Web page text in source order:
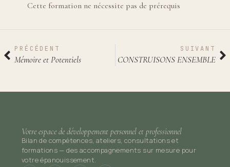
Cette formation ne nécessite pas de prérequis
PRÉCÉDENT
Mémoire et Potentiels
SUIVANT
CONSTRUISONS ENSEMBLE
Votre espace de développement personnel et professionnel
Bilan de compétences, ateliers, consultations et
formations — des accompagnements sur mesure pour
votre épanouissement.